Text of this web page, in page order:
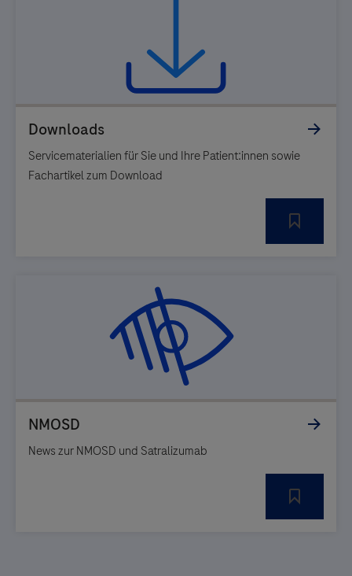
Servicematerialien für Sie und Ihre Patient:innen sowie
Fachartikel zum Download
News zur NMOSD und Satralizumab